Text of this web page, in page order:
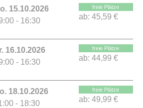
15.10.2026
- 16:30
freie Plätze
ab: 45,59 €
16.10.2026
- 16:30
freie Plätze
ab: 44,99 €
18.10.2026
- 18:30
freie Plätze
ab: 49,99 €